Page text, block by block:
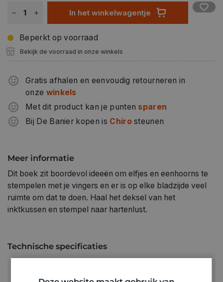
In het winkelwagentje
Beperkt op voorraad
Bekijk de voorraad in onze winkels
Gratis afhalen en eenvoudig retourneren in
onze winkels
Met dit product kan je punten sparen
Bij De Banier kopen is Chirosteunen
Meer informatie
Dit boek zit boordevol ideeën om elfjes en eenhoorns te
stempelen met je vingers en er is op elke bladzijde veel
ruimte om dat te doen. Haal het deksel van het
inktkussen en stempel naar hartenlust.
Technische specificaties